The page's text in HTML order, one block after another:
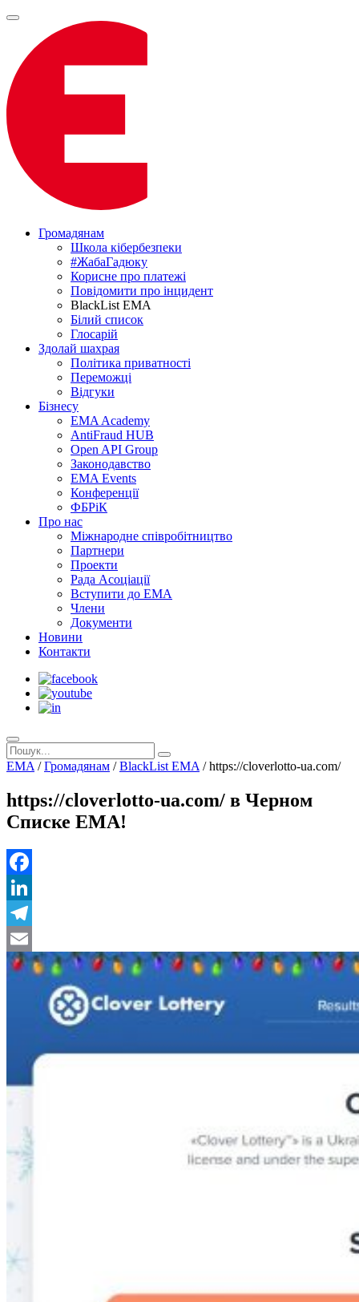
Громадянам
Школа кібербезпеки
#ЖабаГадюку
Корисне про платежі
Повідомити про інцидент
BlackList EMA
Білий список
Глосарій
Здолай шахрая
Політика приватності
Переможцi
Відгуки
Бізнесу
EMA Academy
AntiFraud HUB
Open API Group
Законодавство
EMA Events
Конференції
ФБРіК
Про нас
Міжнародне співробітництво
Партнери
Проекти
Рада Асоціації
Вступити до ЕМА
Члени
Документи
Новини
Контакти
EMA /Громадянам /BlackList EMA /https://cloverlotto-ua.com/
https://cloverlotto-ua.com/ в Черном
Списке ЕМА!
Facebook
LinkedIn
Telegram
Email